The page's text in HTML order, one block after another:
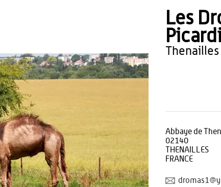
Les
thenailles
Abbaye de
02140
THENAILLES
FRANCE